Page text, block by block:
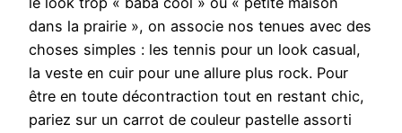
dans la prairie », on associe nos tenues avec des
choses simples : les tennis pour un look casual,
la veste en cuir pour une allure plus rock. Pour
être en toute décontraction tout en restant chic,
pariez sur un carrot de couleur pastelle assorti